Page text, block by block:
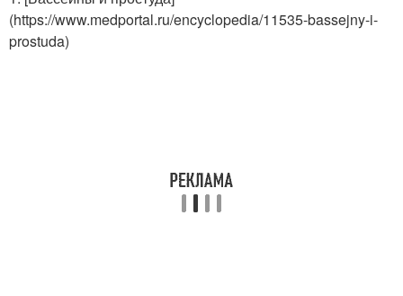
(https://www.medportal.ru/encyclopedia/11535-bassejny-i-
prostuda)